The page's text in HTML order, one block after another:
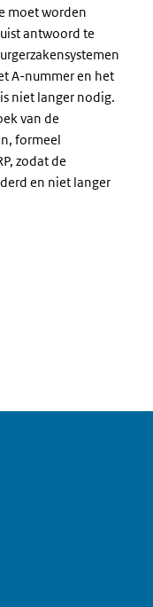
moet worden
antwoord te
A-nummer en het
niet langer nodig.
van de
formeel
zodat de
en niet langer